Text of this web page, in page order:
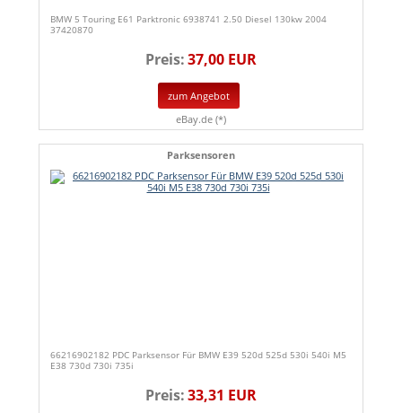
BMW 5 Touring E61 Parktronic 6938741 2.50 Diesel 130kw 2004
37420870
Preis:37,00 EUR
zum Angebot
eBay.de (*)
Parksensoren
66216902182 PDC Parksensor Für BMW E39 520d 525d 530i 540i M5
E38 730d 730i 735i
Preis:33,31 EUR